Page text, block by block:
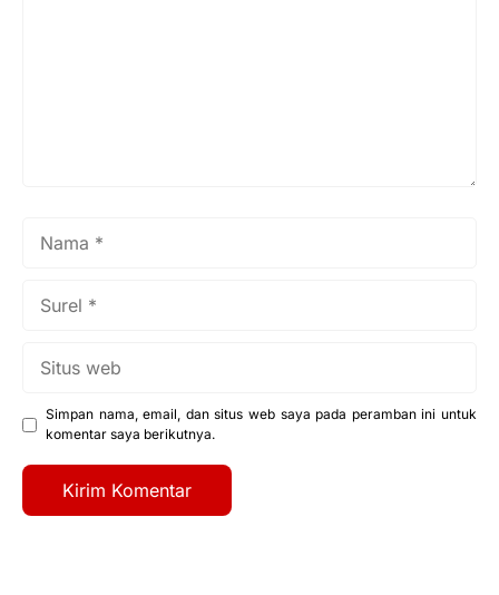
Simpan nama, email, dan situs web saya pada peramban ini untuk
komentar saya berikutnya.